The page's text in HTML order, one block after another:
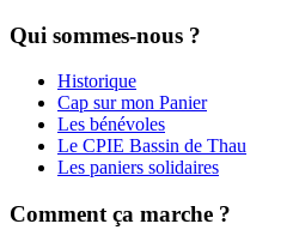
Qui sommes-nous ?
Historique
Cap sur mon Panier
Les bénévoles
Le CPIE Bassin de Thau
Les paniers solidaires
Comment ça marche ?